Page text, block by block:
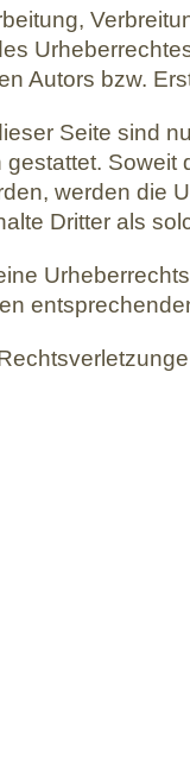
Autors bzw.
Seite sind
Soweit
werden die
Dritter als